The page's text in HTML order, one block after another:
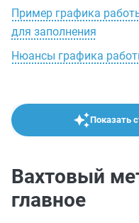
Пример графика
для заполнения
Нюансы графика
Показать
Вахтовый
главное